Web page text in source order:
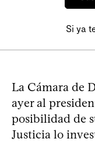
Si ya
La Cámara de
ayer al
posibilidad de
Justicia lo